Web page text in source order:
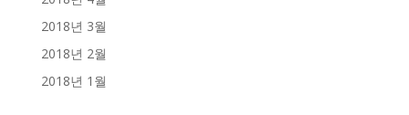
2018년 3월
2018년 2월
2018년 1월